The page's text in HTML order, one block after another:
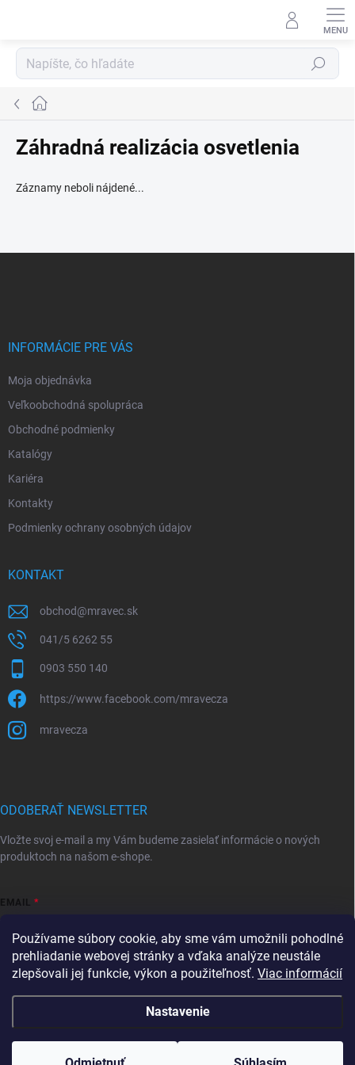
Používame súbory cookie, aby sme vám umožnili pohodlné
prehliadanie webovej stránky a vďaka analýze neustále
zlepšovali jej funkcie, výkon a použiteľnosť. Viac informácií
Nastavenie
Tovar, ktorý je skladom, expedujeme do 24hodín od
Hľadať
Domov
Záhradná realizácia osvetlenia
Záznamy neboli nájdené...
INFORMÁCIE PRE VÁS
Moja objednávka
Veľkoobchodná spolupráca
Obchodné podmienky
Katalógy
Kariéra
Kontakty
Podmienky ochrany osobných údajov
KONTAKT
obchod@mravec.sk
041/5 6262 55
0903 550 140
https://www.facebook.com/mravecza
mravecza
ODOBERAŤ NEWSLETTER
Vložte svoj e-mail a my Vám budeme zasielať informácie o nových
produktoch na našom e-shope.
EMAIL
Vložením e-mailu súhlasíte spodmienkami ochrany osobných údajov
Copyright 2026Mravec.sk. Všetky práva vyhradené.Upraviť nastavenie